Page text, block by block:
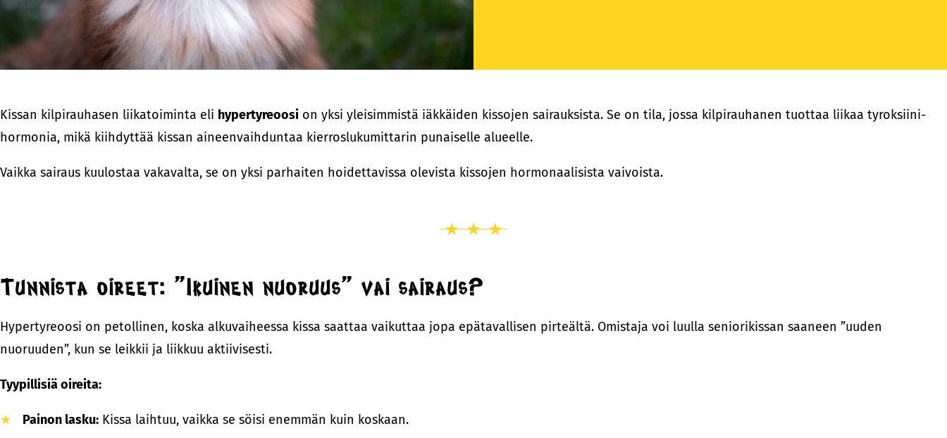
Kissan kilpirauhasen liikatoiminta eli hypertyreoosi on yksi yleisimmistä iäkkäiden kissojen sairauksista. Se on tila, jossa kilpirauhanen tuottaa liikaa tyroksiini-
hormonia, mikä kiihdyttää kissan aineenvaihduntaa kierroslukumittarin punaiselle alueelle.
Vaikka sairaus kuulostaa vakavalta, se on yksi parhaiten hoidettavissa olevista kissojen hormonaalisista vaivoista.
Tunnista oireet: ”Ikuinen nuoruus” vai sairaus?
Hypertyreoosi on petollinen, koska alkuvaiheessa kissa saattaa vaikuttaa jopa epätavallisen pirteältä. Omistaja voi luulla seniorikissan saaneen ”uuden
nuoruuden”, kun se leikkii ja liikkuu aktiivisesti.
Tyypillisiä oireita:
Painon lasku: Kissa laihtuu, vaikka se söisi enemmän kuin koskaan.